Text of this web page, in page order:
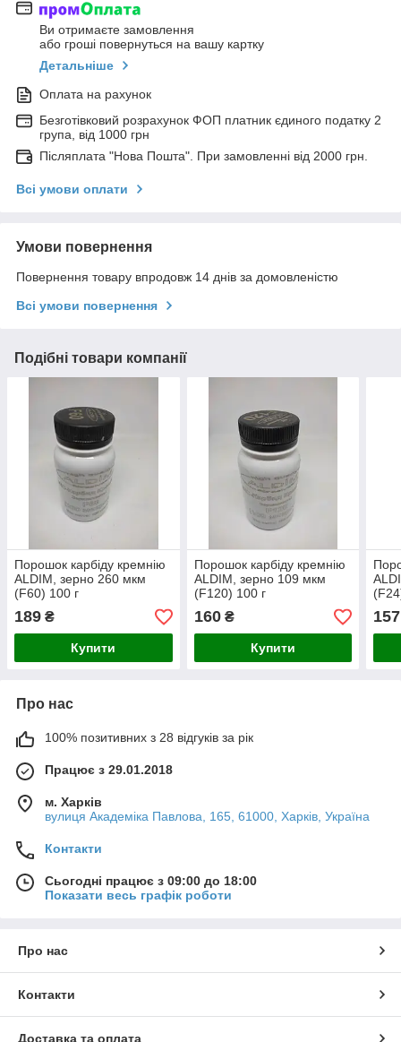
Ви отримаєте замовлення
або гроші повернуться на вашу картку
Детальніше
Оплата на рахунок
Безготівковий розрахунок ФОП платник єдиного податку 2
група, від 1000 грн
Післяплата "Нова Пошта". При замовленні від 2000 грн.
Всі умови оплати
Умови повернення
Повернення товару впродовж 14 днів за домовленістю
Всі умови повернення
Подібні товари компанії
Порошок карбіду кремнію
ALDIM, зерно 260 мкм
(F60) 100 г
189 ₴
Купити
Порошок карбіду кремнію
ALDIM, зерно 109 мкм
(F120) 100 г
160₴
Купити
157
Про нас
100% позитивних з 28 відгуків за рік
Працює з 29.01.2018
м. Харків
вулиця Академіка Павлова, 165, 61000, Харків, Україна
Контакти
Сьогодні працює з 09:00 до 18:00
Показати весь графік роботи
Про нас
Контакти
Доставка та оплата